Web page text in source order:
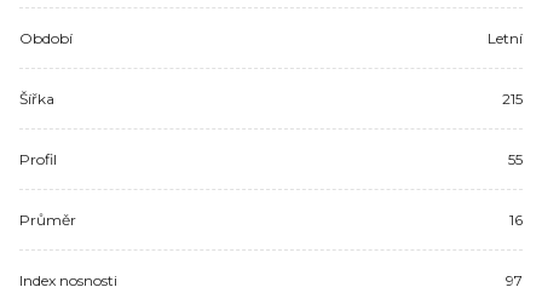
Období Letní
Šířka 215
Profil 55
Průměr 16
Index nosnosti 97